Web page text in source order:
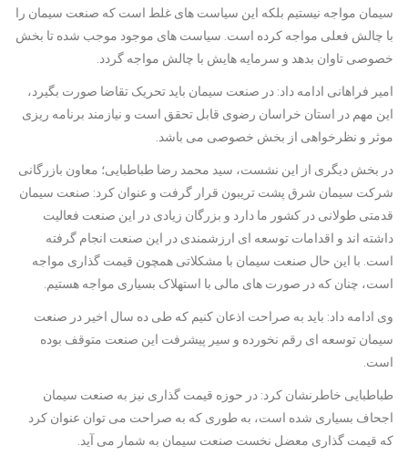
سیمان مواجه نیستیم بلکه این سیاست های غلط است که صنعت سیمان را
با چالش فعلی مواجه کرده است. سیاست های موجود موجب شده تا بخش
خصوصی تاوان بدهد و سرمایه هایش با چالش مواجه گردد.
امیر فراهانی ادامه داد: در صنعت سیمان باید تحریک تقاضا صورت بگیرد،
این مهم در استان خراسان رضوی قابل تحقق است و نیازمند برنامه ریزی
موثر و نظرخواهی از بخش خصوصی می باشد.
در بخش دیگری از این نشست، سید محمد رضا طباطبایی؛ معاون بازرگانی
شرکت سیمان شرق پشت تریبون قرار گرفت و عنوان کرد: صنعت سیمان
قدمتی طولانی در کشور ما دارد و بزرگان زیادی در این صنعت فعالیت
داشته اند و اقدامات توسعه ای ارزشمندی در این صنعت انجام گرفته
است. با این حال صنعت سیمان با مشکلاتی همچون قیمت گذاری مواجه
است، چنان که در صورت های مالی با استهلاک بسیاری مواجه هستیم.
وی ادامه داد: باید به صراحت اذعان کنیم که طی ده سال اخیر در صنعت
سیمان توسعه ای رقم نخورده و سیر پیشرفت این صنعت متوقف بوده
است.
طباطبایی خاطرنشان کرد: در حوزه قیمت گذاری نیز به صنعت سیمان
اجحاف بسیاری شده است، به طوری که به صراحت می توان عنوان کرد
که قیمت گذاری معضل نخست صنعت سیمان به شمار می آید.